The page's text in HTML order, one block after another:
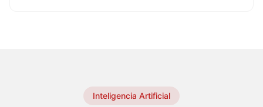
Inteligencia Artificial